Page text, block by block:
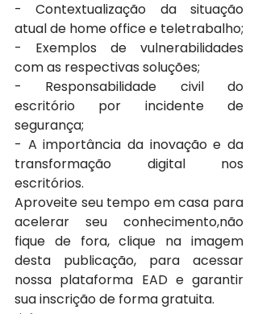
- Contextualização da situação
atual de home office e teletrabalho;
- Exemplos de vulnerabilidades
com as respectivas soluções;
- Responsabilidade civil do
escritório por incidente de
segurança;
- A importância da inovação e da
transformação digital nos
escritórios.
Aproveite seu tempo em casa para
acelerar seu conhecimento,não
fique de fora, clique na imagem
desta publicação, para acessar
nossa plataforma EAD e garantir
sua inscrição de forma gratuita.